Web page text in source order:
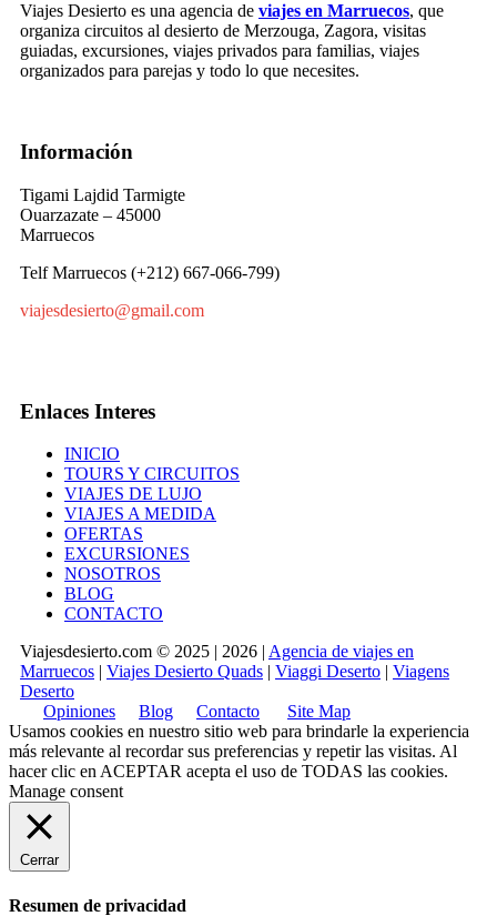
Viajes Desierto es una agencia de viajes en Marruecos, que
organiza circuitos al desierto de Merzouga, Zagora, visitas
guiadas, excursiones, viajes privados para familias, viajes
organizados para parejas y todo lo que necesites.
Información
Tigami Lajdid Tarmigte
Ouarzazate – 45000
Marruecos
Telf Marruecos (+212) 667-066-799)
viajesdesierto@gmail.com
Enlaces Interes
INICIO
TOURS Y CIRCUITOS
VIAJES DE LUJO
VIAJES A MEDIDA
OFERTAS
EXCURSIONES
NOSOTROS
BLOG
CONTACTO
Viajesdesierto.com © 2025 | 2026 | Agencia de viajes en
Marruecos | Viajes Desierto Quads | Viaggi Deserto | Viagens
Deserto
Opiniones
Blog Contacto
Site Map
Usamos cookies en nuestro sitio web para brindarle la experiencia
más relevante al recordar sus preferencias y repetir las visitas. Al
hacer clic en ACEPTAR acepta el uso de TODAS las cookies.
Manage consent
Cerrar
Resumen de privacidad